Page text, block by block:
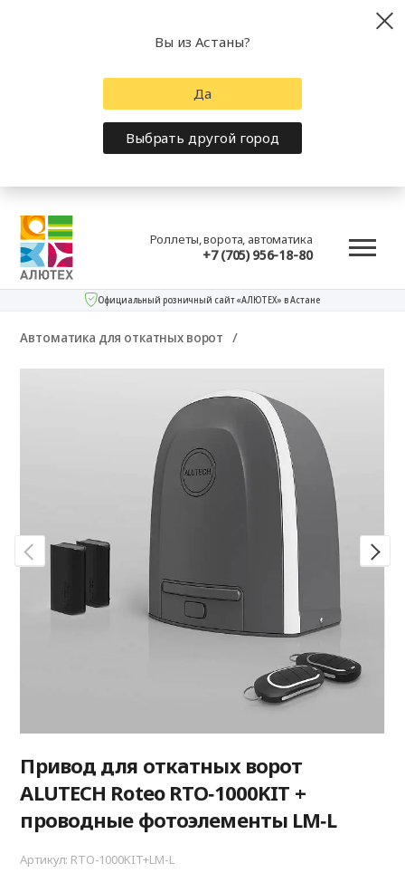
Роллеты, ворота, автоматика
+7 (705) 956-18-80
Официальный розничный сайт «АЛЮТЕХ» в Астане
Автоматика для откатных ворот
Привод для откатных ворот
ALUTECH Roteo RTO‑1000KIT +
проводные фотоэлементы LM‑L
Артикул: RTO-1000KIT+LM-L
Вы из Астаны?
Да
Выбрать другой город